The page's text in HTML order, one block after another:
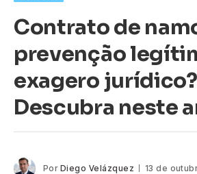
Contrato de
prevenção
exagero jurídico?
Descubra neste
Por Diego Velázquez 13 de